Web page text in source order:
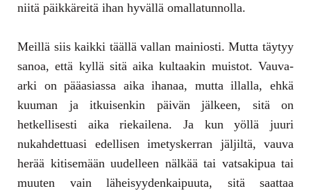
niitä päikkäreitä ihan hyvällä omallatunnolla.
Meillä siis kaikki täällä vallan mainiosti. Mutta täytyy
sanoa, että kyllä sitä aika kultaakin muistot. Vauva-
arki on pääasiassa aika ihanaa, mutta illalla, ehkä
kuuman ja itkuisenkin päivän jälkeen, sitä on
hetkellisesti aika riekailena. Ja kun yöllä juuri
nukahdettuasi edellisen imetyskerran jäljiltä, vauva
herää kitisemään uudelleen nälkää tai vatsakipua tai
muuten vain läheisyydenkaipuuta, sitä saattaa